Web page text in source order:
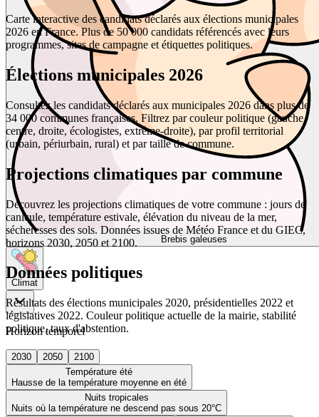
Brebis galeuses
Climat
Horizon temporel
2030 2050
2100
Température été
Hausse de la température moyenne en été
Nuits tropicales
Nuits où la température ne descend pas sous 20°C
Carte interactive des candidats déclarés aux élections municipales
2026 en France. Plus de 50 000 candidats référencés avec leurs
programmes, sites de campagne et étiquettes politiques.
Élections municipales 2026
Consultez les candidats déclarés aux municipales 2026 dans plus de
34 000 communes françaises. Filtrez par couleur politique (gauche,
centre, droite, écologistes, extrême-droite), par profil territorial
(urbain, périurbain, rural) et par taille de commune.
Projections climatiques par commune
Découvrez les projections climatiques de votre commune : jours de
canicule, température estivale, élévation du niveau de la mer,
sécheresses des sols. Données issues de Météo France et du GIEC,
horizons 2030, 2050 et 2100.
Données politiques
Résultats des élections municipales 2020, présidentielles 2022 et
législatives 2022. Couleur politique actuelle de la mairie, stabilité
politique, taux d'abstention.